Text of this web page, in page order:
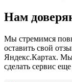
Нам
Мы стремимся
оставить свой
Яндекс.Картах.
сделать сервис